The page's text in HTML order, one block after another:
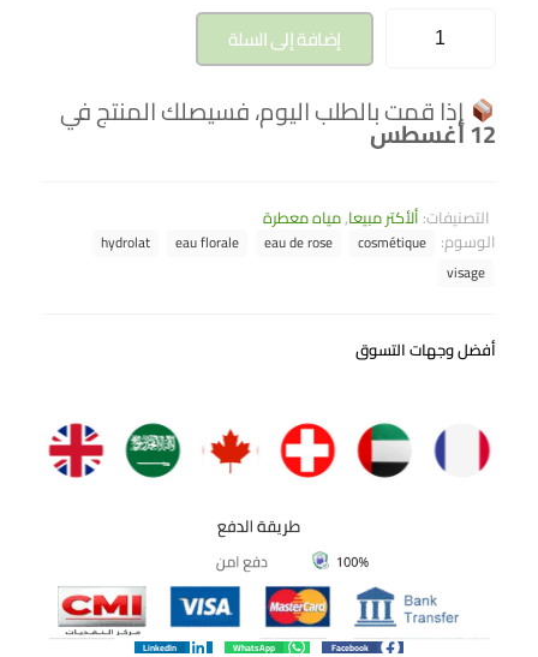
إضافة إلى السلة
إذا قمت بالطلب اليوم، فسيصلك المنتج في
12 أغسطس
التصنيفات: ألأكتر مبيعا,مياه معطرة
الوسوم: cosmétique
eau de rose
eau florale
hydrolat
visage
أفضل وجهات التسوق
Facebook
WhatsApp
LinkedIn